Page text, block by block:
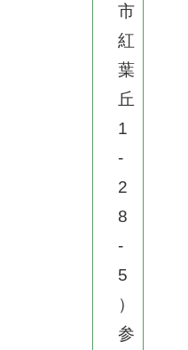
市
紅
葉
丘
1
-
2
8
-
5
）
参